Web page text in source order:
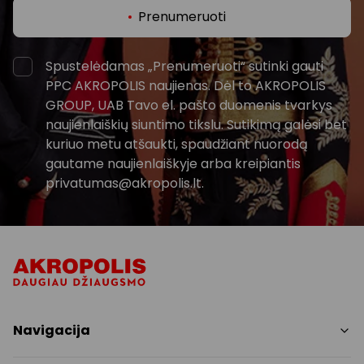
Prenumeruoti
Spustelėdamas „Prenumeruoti“ sutinki gauti
PPC AKROPOLIS naujienas. Dėl to AKROPOLIS
GROUP, UAB Tavo el. pašto duomenis tvarkys
naujienlaiškių siuntimo tikslu. Sutikimą galėsi bet
kuriuo metu atšaukti, spaudžiant nuorodą
gautame naujienlaiškyje arba kreipiantis
privatumas@akropolis.lt.
Navigacija